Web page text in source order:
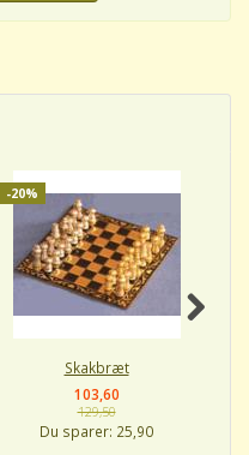
-20%
Skakbræt
103,60
129,50
Du sparer: 25,90